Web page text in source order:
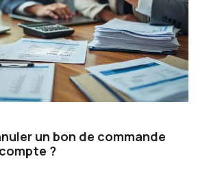
un bon de commande
?